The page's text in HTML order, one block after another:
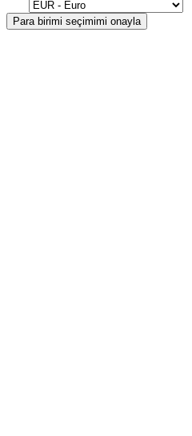
Para birimi seçimimi onayla